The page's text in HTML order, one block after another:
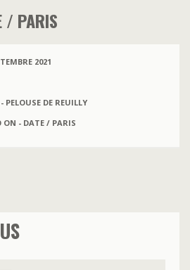
/ PARIS
2021
PELOUSE DE REUILLY
ON - DATE / PARIS